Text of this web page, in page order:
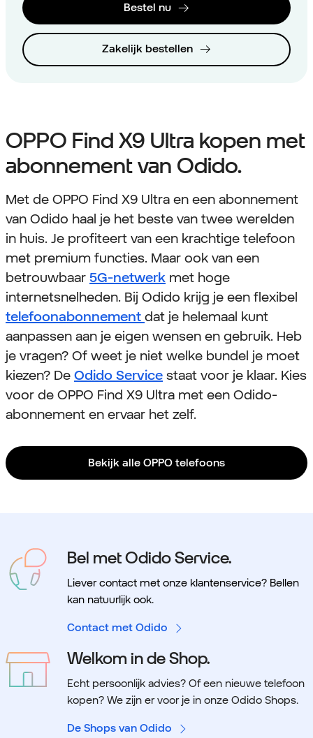
Bestel nu
Zakelijk bestellen
OPPO Find X9 Ultra kopen met
abonnement van Odido.
Met de OPPO Find X9 Ultra en een abonnement
van Odido haal je het beste van twee werelden
in huis. Je profiteert van een krachtige telefoon
met premium functies. Maar ook van een
betrouwbaar 5G-netwerk met hoge
internetsnelheden. Bij Odido krijg je een flexibel
telefoonabonnement dat je helemaal kunt
aanpassen aan je eigen wensen en gebruik. Heb
je vragen? Of weet je niet welke bundel je moet
kiezen? De Odido Service staat voor je klaar. Kies
voor de OPPO Find X9 Ultra met een Odido-
abonnement en ervaar het zelf.
Bekijk alle OPPO telefoons
Bel met Odido Service.
Liever contact met onze klantenservice? Bellen
kan natuurlijk ook.
Contact met Odido
Welkom in de Shop.
Echt persoonlijk advies? Of een nieuwe telefoon
kopen? We zijn er voor je in onze Odido Shops.
De Shops van Odido